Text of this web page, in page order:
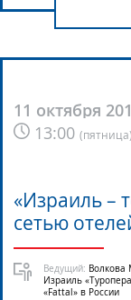
11 октября
13:00 (пятница)
«Израиль –
сетью
Ведущий: Волкова
Израиль
«Fattal» в России